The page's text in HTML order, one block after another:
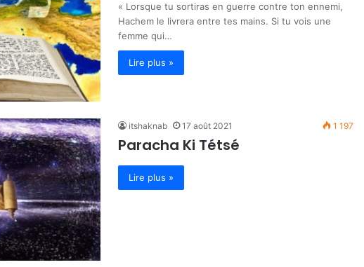
« Lorsque tu sortiras en guerre contre ton ennemi,
Hachem le livrera entre tes mains. Si tu vois une
femme qui…
Lire plus »
itshaknab 17 août 2021 1 197
Paracha Ki Tétsé
Lire plus »